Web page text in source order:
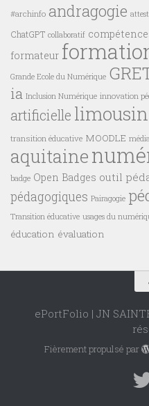
#archinfo andragogie
ChatGPT collaboratif
formateur
Grande Ecole du Numérique
ia Inclusion Numérique innovation
artificielle limousin
transition éducative MOODLE
aquitaine
badge Open Badges outil
pédagogiques Pairagogie
Transition éducative usages du
éducation évaluation
ePortFolio | JN
Fièrement propulsé par